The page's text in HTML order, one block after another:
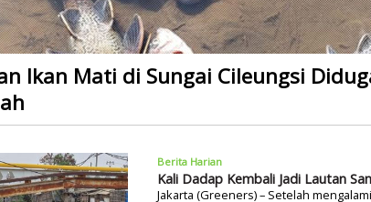
Ikan Mati di Sungai Cileungsi
Berita Harian
Kali Dadap Kembali Jadi Lautan
Jakarta (Greeners) – Setelah